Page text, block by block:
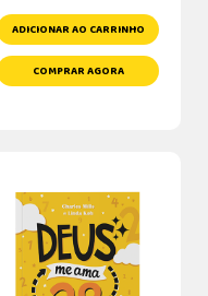
ADICIONAR AO CARRINHO
COMPRAR AGORA